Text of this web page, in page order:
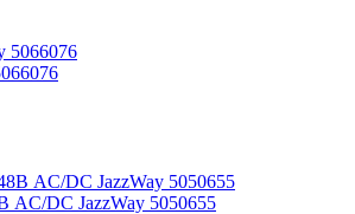
AC/DC JazzWay 5050655